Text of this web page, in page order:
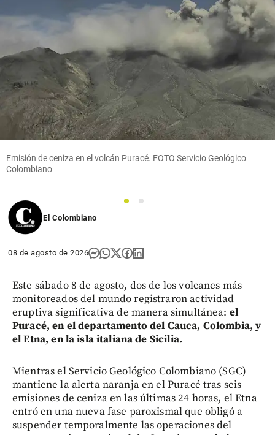
Emisión de ceniza en el volcán Puracé. FOTO Servicio Geológico
Colombiano
1
2
El Colombiano
08 de agosto de 2026
Este sábado 8 de agosto, dos de los volcanes más
monitoreados del mundo registraron actividad
eruptiva significativa de manera simultánea: el
Puracé, en el departamento del Cauca, Colombia, y
el Etna, en la isla italiana de Sicilia.
Mientras el Servicio Geológico Colombiano (SGC)
mantiene la alerta naranja en el Puracé tras seis
emisiones de ceniza en las últimas 24 horas, el Etna
entró en una nueva fase paroxismal que obligó a
suspender temporalmente las operaciones del